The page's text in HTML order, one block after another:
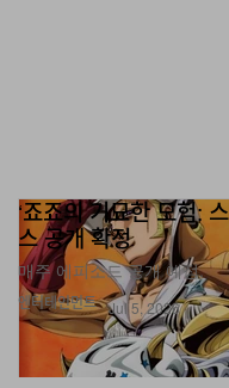
엔터테인먼트
‘죠죠의 기묘한 모험:
스 공개 확정
매주 에피소드 공개 예정.
Jul 5, 2026